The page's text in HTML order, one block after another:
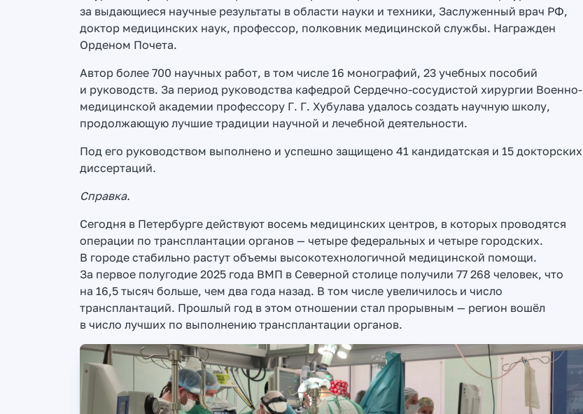
за выдающиеся научные результаты в области науки и техники, Заслуженный врач РФ,
доктор медицинских наук, профессор, полковник медицинской службы. Награжден
Орденом Почета.
Автор более 700 научных работ, в том числе 16 монографий, 23 учебных пособий
и руководств. За период руководства кафедрой Сердечно-сосудистой хирургии Военно-
медицинской академии профессору Г. Г. Хубулава удалось создать научную школу,
продолжающую лучшие традиции научной и лечебной деятельности.
Под его руководством выполнено и успешно защищено 41 кандидатская и 15 докторских
диссертаций.
Справка.
Сегодня в Петербурге действуют восемь медицинских центров, в которых проводятся
операции по трансплантации органов — четыре федеральных и четыре городских.
В городе стабильно растут объемы высокотехнологичной медицинской помощи.
За первое полугодие 2025 года ВМП в Северной столице получили 77 268 человек, что
на 16,5 тысяч больше, чем два года назад. В том числе увеличилось и число
трансплантаций. Прошлый год в этом отношении стал прорывным — регион вошёл
в число лучших по выполнению трансплантации органов.